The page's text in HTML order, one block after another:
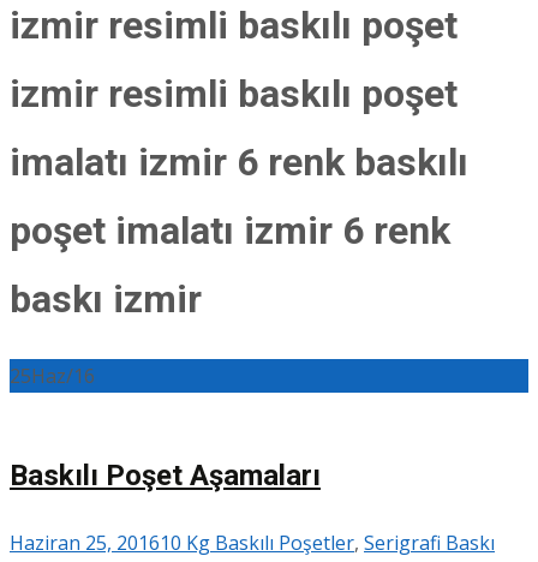
izmir resimli baskılı poşet
izmir resimli baskılı poşet
imalatı izmir 6 renk baskılı
poşet imalatı izmir 6 renk
baskı izmir
25Haz/16
Baskılı Poşet Aşamaları
Haziran 25, 201610 Kg Baskılı Poşetler, Serigrafi Baskı